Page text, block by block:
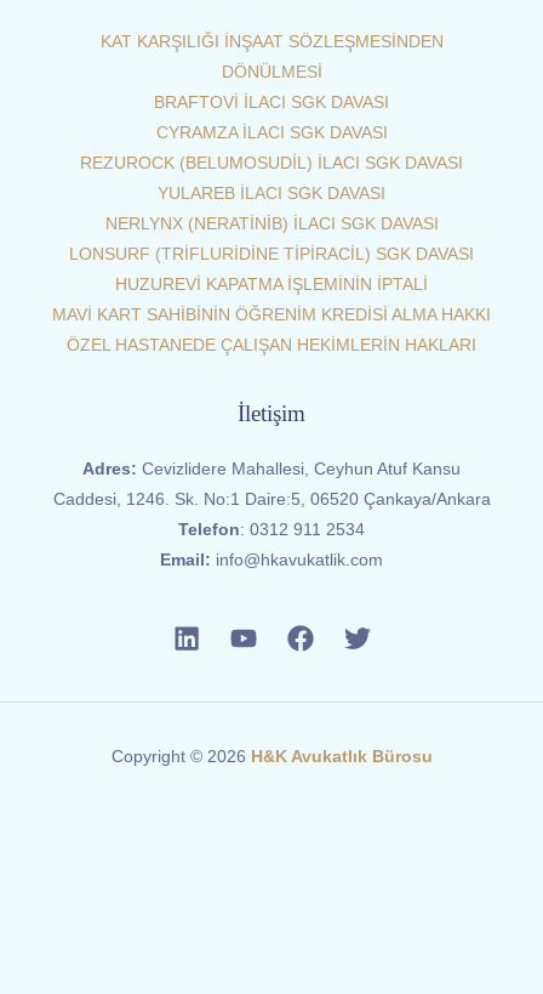
KAT KARŞILIĞI İNŞAAT SÖZLEŞMESİNDEN
DÖNÜLMESİ
BRAFTOVİ İLACI SGK DAVASI
CYRAMZA İLACI SGK DAVASI
REZUROCK (BELUMOSUDİL) İLACI SGK DAVASI
YULAREB İLACI SGK DAVASI
NERLYNX (NERATİNİB) İLACI SGK DAVASI
LONSURF (TRİFLURİDİNE TİPİRACİL) SGK DAVASI
HUZUREVİ KAPATMA İŞLEMİNİN İPTALİ
MAVİ KART SAHİBİNİN ÖĞRENİM KREDİSİ ALMA HAKKI
ÖZEL HASTANEDE ÇALIŞAN HEKİMLERİN HAKLARI
İletişim
Adres: Cevizlidere Mahallesi, Ceyhun Atuf Kansu
Caddesi, 1246. Sk. No:1 Daire:5, 06520 Çankaya/Ankara
Telefon: 0312 911 2534
Email: info@hkavukatlik.com
Copyright © 2026 H&K Avukatlık Bürosu